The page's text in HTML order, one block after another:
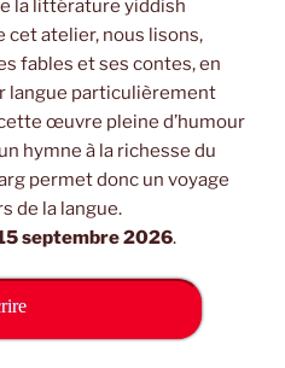
la littérature yiddish
cet atelier, nous lisons,
fables et ses contes, en
langue particulièrement
œuvre pleine d’humour
hymne à la richesse du
permet donc un voyage
de la langue.
septembre 2026.